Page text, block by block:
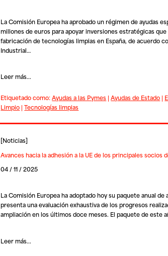
La Comisión Europea ha aprobado un régimen de ayudas
millones de euros para apoyar inversiones estratégicas que
fabricación de tecnologías limpias en España, de acuerdo
Industrial…
Leer más...
Etiquetado como:Ayudas a las Pymes |Ayudas de Estado |
Limpio |Tecnologías limpias
[Noticias]
Avances hacia la adhesión a la UE de los principales socios
04 / 11 / 2025
La Comisión Europea ha adoptado hoy su paquete anual de
presenta una evaluación exhaustiva de los progresos
ampliación en los últimos doce meses. El paquete de este
Leer más...